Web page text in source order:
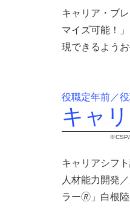
キャリア・ブ
マイズ可能！
現できるようお
役職定年前／
キャ
※CSP/
キャリアシフ
人材能力開発
ラー🄬」白根陸